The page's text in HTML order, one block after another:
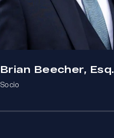
Brian Beecher, Esq.
Socio